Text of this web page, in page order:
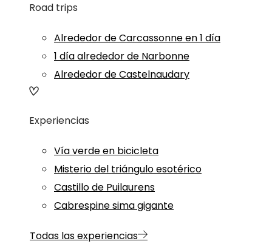
Road trips
Alrededor de Carcassonne en 1 día
1 día alrededor de Narbonne
Alrededor de Castelnaudary
Experiencias
Vía verde en bicicleta
Misterio del triángulo esotérico
Castillo de Puilaurens
Cabrespine sima gigante
Todas las experiencias